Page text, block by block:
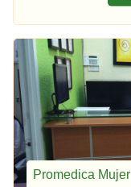
Promedica Mujer